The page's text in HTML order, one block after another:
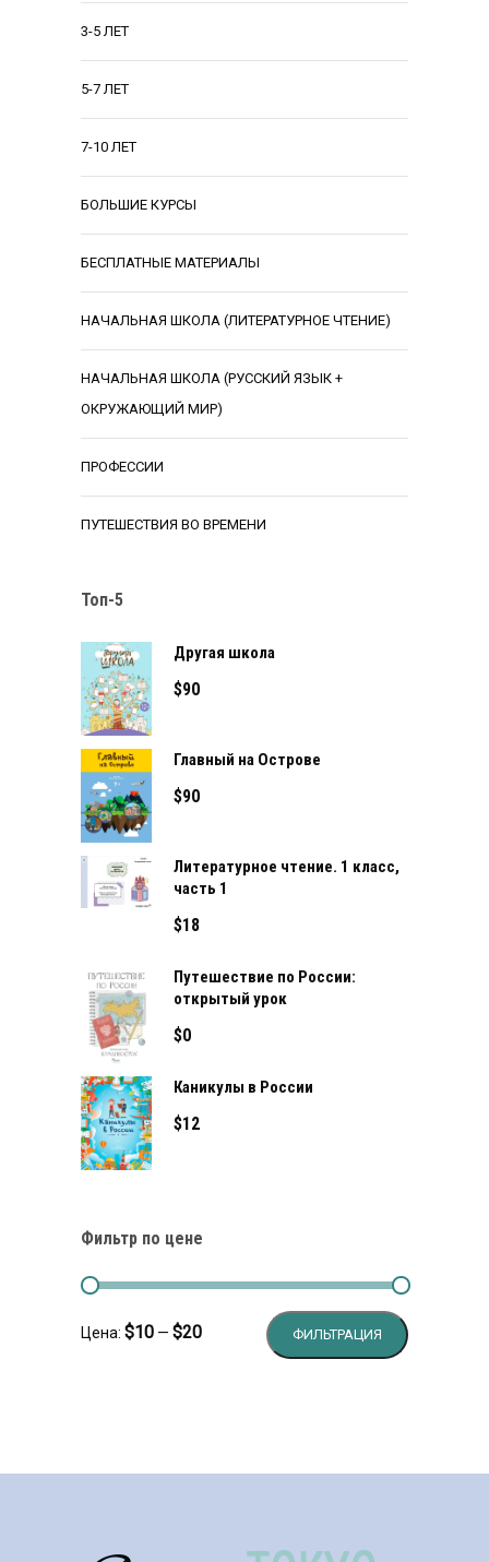
3-5 ЛЕТ
5-7 ЛЕТ
7-10 ЛЕТ
БОЛЬШИЕ КУРСЫ
БЕСПЛАТНЫЕ МАТЕРИАЛЫ
НАЧАЛЬНАЯ ШКОЛА (ЛИТЕРАТУРНОЕ ЧТЕНИЕ)
НАЧАЛЬНАЯ ШКОЛА (РУССКИЙ ЯЗЫК +
ОКРУЖАЮЩИЙ МИР)
ПРОФЕССИИ
ПУТЕШЕСТВИЯ ВО ВРЕМЕНИ
Топ-5
Другая школа
$90
Главный на Острове
$90
Литературное чтение. 1 класс,
часть 1
$18
Путешествие по России:
открытый урок
$0
Каникулы в России
$12
Фильтр по цене
ФИЛЬТРАЦИЯ
Цена: $10 — $20